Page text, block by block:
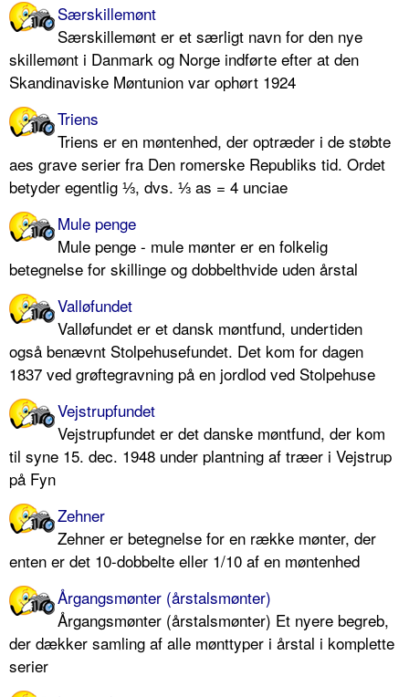
Særskillemønt
Særskillemønt er et særligt navn for den nye
skillemønt i Danmark og Norge indførte efter at den
Skandinaviske Møntunion var ophørt 1924
Triens
Triens er en møntenhed, der optræder i de støbte
aes grave serier fra Den romerske Republiks tid. Ordet
betyder egentlig ⅓, dvs. ⅓ as = 4 unciae
Mule penge
Mule penge - mule mønter er en folkelig
betegnelse for skillinge og dobbelthvide uden årstal
Valløfundet
Valløfundet er et dansk møntfund, undertiden
også benævnt Stolpehusefundet. Det kom for dagen
1837 ved grøftegravning på en jordlod ved Stolpehuse
Vejstrupfundet
Vejstrupfundet er det danske møntfund, der kom
til syne 15. dec. 1948 under plantning af træer i Vejstrup
på Fyn
Zehner
Zehner er betegnelse for en række mønter, der
enten er det 10-dobbelte eller 1/10 af en møntenhed
Årgangsmønter (årstalsmønter)
Årgangsmønter (årstalsmønter) Et nyere begreb,
der dækker samling af alle mønttyper i årstal i komplette
serier